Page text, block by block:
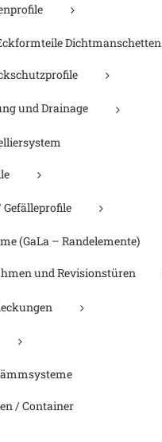
Dichtmanschetten
und Drainage
Gefälleprofile
(GaLa – Randelemente)
und Revisionstüren
/ Container